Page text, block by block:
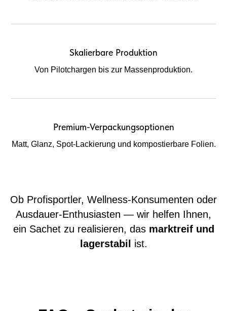
Skalierbare Produktion
Von Pilotchargen bis zur Massenproduktion.
Premium-Verpackungsoptionen
Matt, Glanz, Spot-Lackierung und kompostierbare Folien.
Ob Profisportler, Wellness-Konsumenten oder
Ausdauer-Enthusiasten — wir helfen Ihnen,
ein Sachet zu realisieren, das marktreif und
lagerstabil
ist.